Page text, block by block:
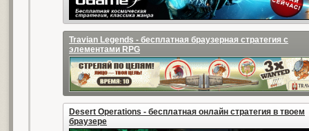
Travian Legends - бесплатная браузерная стратегия с
элементами RPG
Desert Operations - бесплатная онлайн стратегия в твоем
браузере